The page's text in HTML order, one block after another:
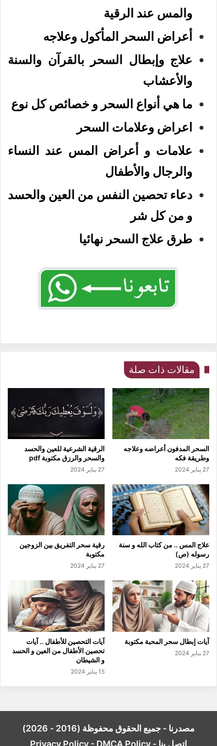
والمس عند الرقية
أعراض السحر المأكول وعلاجه
علاج وإبطال السحر بالقرآن والسنة
والأعشاب
ما هي أنواع السحر و خصائص كل نوع
اعراض وعلامات السحر
علامات و أعراض المس عند النساء
والرجال والأطفال
دعاء تحصين النفس من العين والحسد
و من كل شر
طرق علاج السحر نهائيا
مقالات ذات صلة
السحر المدفون أعراضه وعلاجه
وطريقة فكه
27 يناير 2024
الرقية الشرعية للعين والحسد
والسحر والرزق مكتوبة pdf
27 يناير 2024
علاج المس .. من كتاب الله و سنة
رسوله (ص)
27 يناير 2024
رقية سحر التفريق بين الزوجين
مكتوبة
27 يناير 2024
آيات إبطال سحر المحبة مكتوبة
27 يناير 2024
آيات التحصين للأطفال .. آيات
تحصين الأطفال من العين و الحسد
و الشيطان
15 يناير 2024
مصدرنا - جميع الحقوق محفوظة (2016 - 2026)
اتصل بنا -
Privacy Policy - DMCA Policy